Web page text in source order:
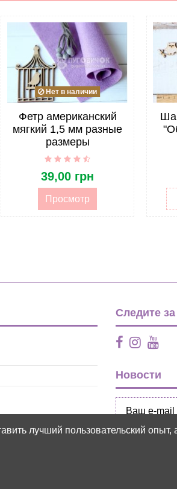
Нет в наличии
Фетр американский
мягкий 1,5 мм разные
размеры
39,00 грн
Просмотр
Следите
Новости
лучший пользовательский опыт,